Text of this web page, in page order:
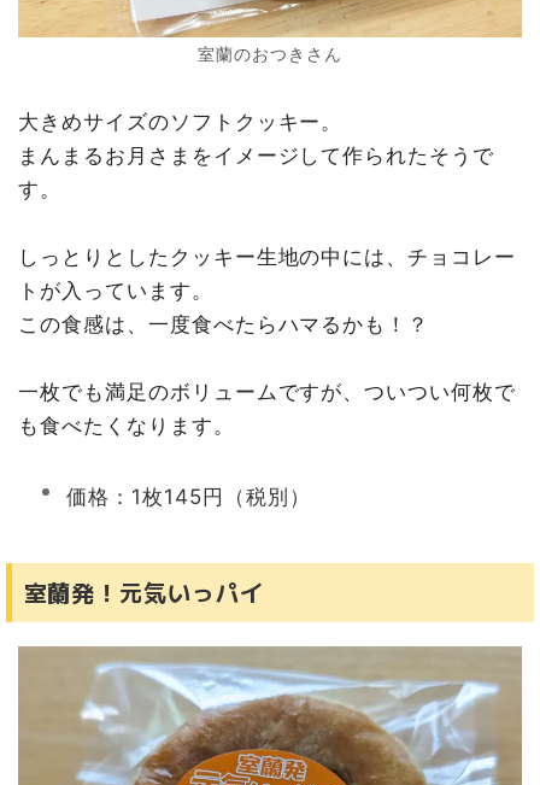
室蘭のおつきさん
大きめサイズのソフトクッキー。
まんまるお月さまをイメージして作られたそうで
す。
しっとりとしたクッキー生地の中には、チョコレー
トが入っています。
この食感は、一度食べたらハマるかも！？
一枚でも満足のボリュームですが、ついつい何枚で
も食べたくなります。
価格：1枚145円（税別）
室蘭発！元気いっパイ